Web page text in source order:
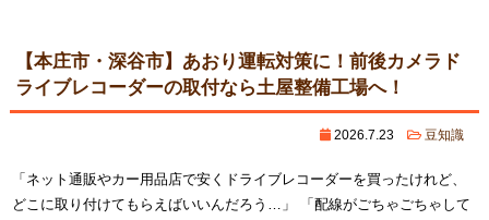
【本庄市・深谷市】あおり運転対策に！前後カメラド
ライブレコーダーの取付なら土屋整備工場へ！
2026.7.23 豆知識
「ネット通販やカー用品店で安くドライブレコーダーを買ったけれど、
どこに取り付けてもらえばいいんだろう…」 「配線がごちゃごちゃして